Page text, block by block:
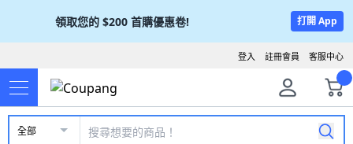
領取您的 $200 首購優惠卷! 打開 App
客服中心
註冊會員
登入
全部